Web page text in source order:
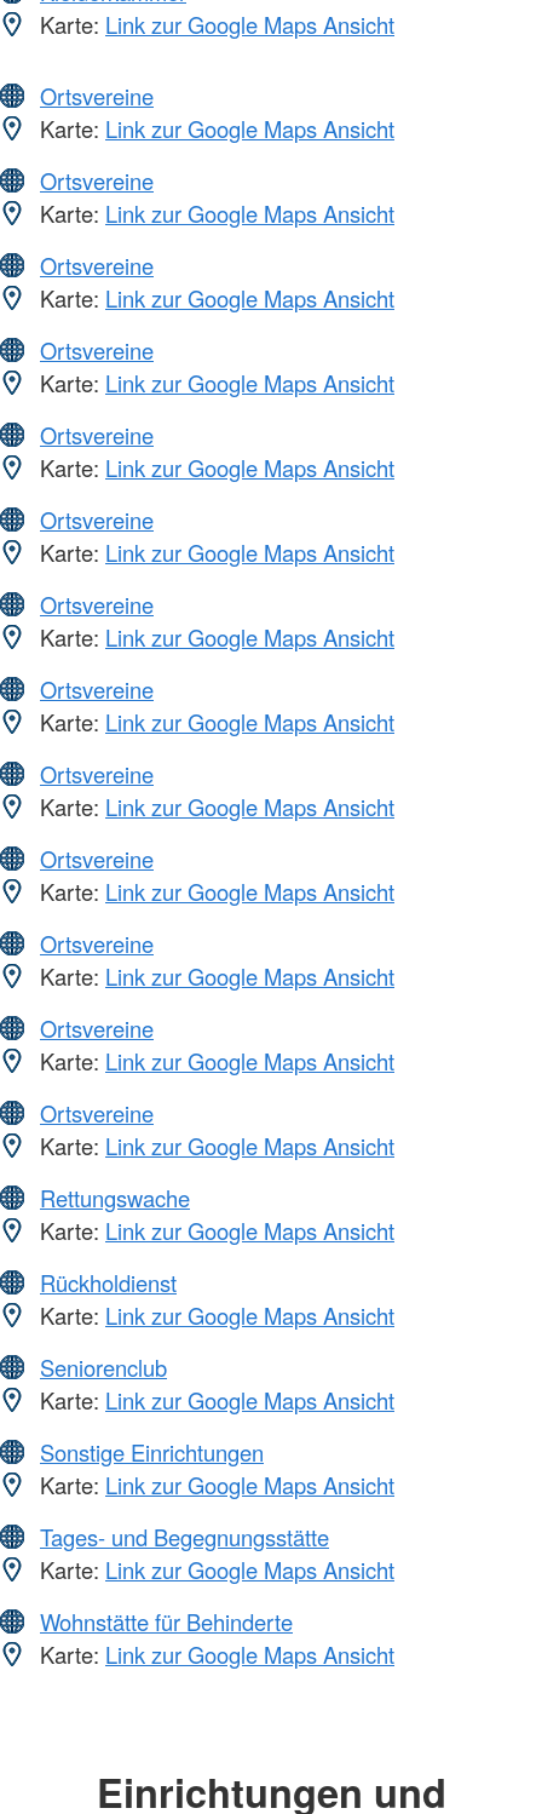
Karte: Link zur Google Maps Ansicht
Ortsvereine
Karte: Link zur Google Maps Ansicht
Ortsvereine
Karte: Link zur Google Maps Ansicht
Ortsvereine
Karte: Link zur Google Maps Ansicht
Ortsvereine
Karte: Link zur Google Maps Ansicht
Ortsvereine
Karte: Link zur Google Maps Ansicht
Ortsvereine
Karte: Link zur Google Maps Ansicht
Ortsvereine
Karte: Link zur Google Maps Ansicht
Ortsvereine
Karte: Link zur Google Maps Ansicht
Ortsvereine
Karte: Link zur Google Maps Ansicht
Ortsvereine
Karte: Link zur Google Maps Ansicht
Ortsvereine
Karte: Link zur Google Maps Ansicht
Ortsvereine
Karte: Link zur Google Maps Ansicht
Ortsvereine
Karte: Link zur Google Maps Ansicht
Rettungswache
Karte: Link zur Google Maps Ansicht
Rückholdienst
Karte: Link zur Google Maps Ansicht
Seniorenclub
Karte: Link zur Google Maps Ansicht
Sonstige Einrichtungen
Karte: Link zur Google Maps Ansicht
Tages- und Begegnungsstätte
Karte: Link zur Google Maps Ansicht
Wohnstätte für Behinderte
Karte: Link zur Google Maps Ansicht
Einrichtungen und